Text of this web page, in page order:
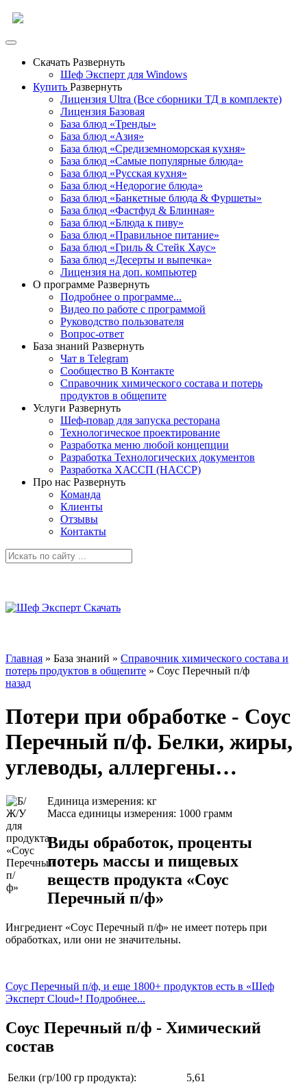
Скачать Развернуть
Шеф Эксперт для Windows
Купить Развернуть
Лицензия Ultra (Все сборники ТД в комплекте)
Лицензия Базовая
База блюд «Тренды»
База блюд «Азия»
База блюд «Средиземноморская кухня»
База блюд «Самые популярные блюда»
База блюд «Русская кухня»
База блюд «Недорогие блюда»
База блюд «Банкетные блюда & Фуршеты»
База блюд «Фастфуд & Блинная»
База блюд «Блюда к пиву»
База блюд «Правильное питание»
База блюд «Гриль & Стейк Хаус»
База блюд «Десерты и выпечка»
Лицензия на доп. компьютер
О программе Развернуть
Подробнее о программе...
Видео по работе с программой
Руководство пользователя
Вопрос-ответ
База знаний Развернуть
Чат в Telegram
Сообщество В Контакте
Справочник химического состава и потерь
продуктов в общепите
Услуги Развернуть
Шеф-повар для запуска ресторана
Технологическое проектирование
Разработка меню любой концепции
Разработка Технологических документов
Разработка ХАССП (HACCP)
Про нас Развернуть
Команда
Клиенты
Отзывы
Контакты
Главная » База знаний » Справочник химического состава и
потерь продуктов в общепите » Соус Перечный п/ф
назад
Потери при обработке - Соус
Перечный п/ф. Белки, жиры,
углеводы, аллергены…
Единица измерения: кг
Масса единицы измерения: 1000 грамм
Виды обработок, проценты
потерь массы и пищевых
веществ продукта «Соус
Перечный п/ф»
Ингредиент «Соус Перечный п/ф» не имеет потерь при
обработках, или они не значительны.
Соус Перечный п/ф, и еще 1800+ продуктов есть в «Шеф
Эксперт Cloud»! Подробнее...
Соус Перечный п/ф - Химический
состав
Белки (гр/100 гр продукта):
5,61